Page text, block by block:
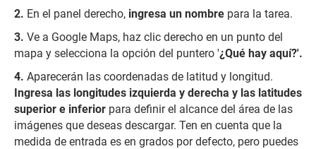
En el panel derecho, ingresa un nombre para la tarea.
Ve a Google Maps, haz clic derecho en un punto del
mapa y selecciona la opción del puntero '¿Qué hay aquí?'.
Aparecerán las coordenadas de latitud y longitud.
Ingresa las longitudes izquierda y derecha y las latitudes
superior e inferior para definir el alcance del área de las
imágenes que deseas descargar. Ten en cuenta que la
medida de entrada es en grados por defecto, pero puedes